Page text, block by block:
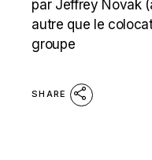
par Jeffrey Novak
autre que le
groupe
SHARE